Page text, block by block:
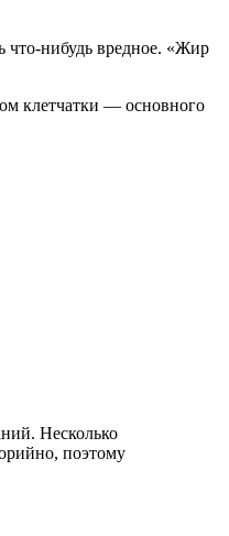
что-нибудь вредное. «Жир
клетчатки — основного
Несколько
поэтому